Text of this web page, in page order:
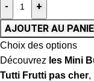
-
+
AJOUTER AU
Choix des options
Découvrez les Mini
Tutti Frutti pas cher,